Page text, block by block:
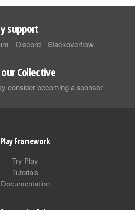
support
Discord Stackoverflow
Collective
consider becoming a sponsor
Play Framework
Try Play
Tutorials
Documentation